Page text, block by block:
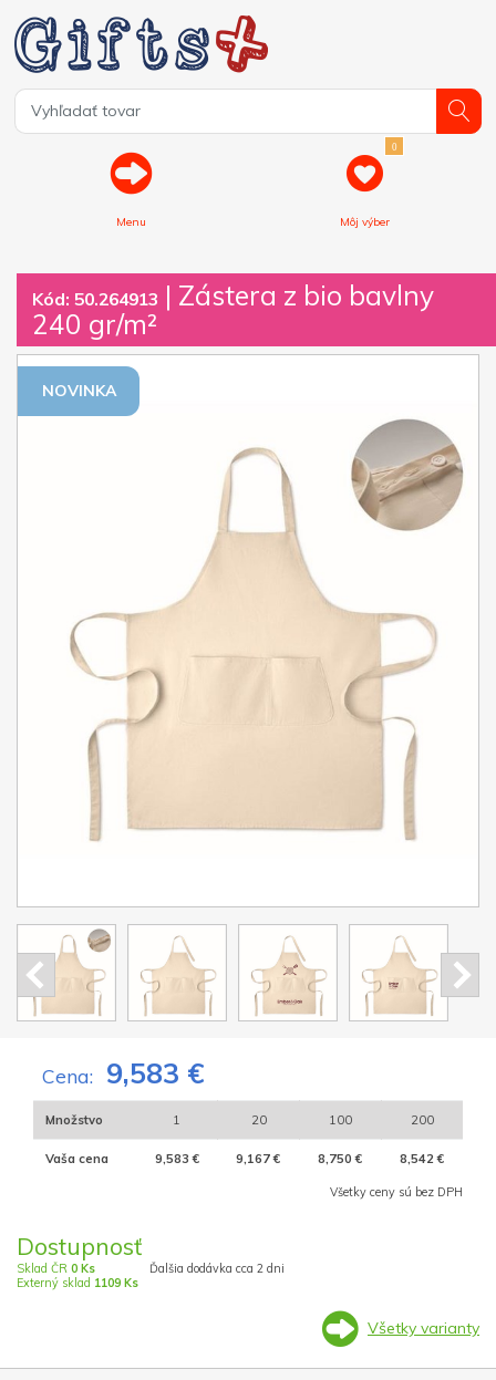
Menu
0
Môj výber
Kód: 50.264913 | Zástera z bio bavlny
240 gr/m²
NOVINKA
Cena: 9,583 €
Množstvo 1 20 100 200
Vaša cena 9,583 € 9,167 € 8,750 € 8,542 €
Všetky ceny sú bez DPH
Dostupnosť
Sklad ČR 0 Ks
Externý sklad 1109 Ks
Ďalšia dodávka cca 2 dni
Všetky varianty